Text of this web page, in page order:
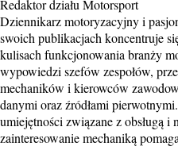
Redaktor działu Motorsport
Dziennikarz motoryzacyjny i
swoich publikacjach koncentruje
kulisach funkcjonowania branży
wypowiedzi szefów zespołów,
mechaników i kierowców
danymi oraz źródłami
umiejętności związane z obsługą i
zainteresowanie mechaniką